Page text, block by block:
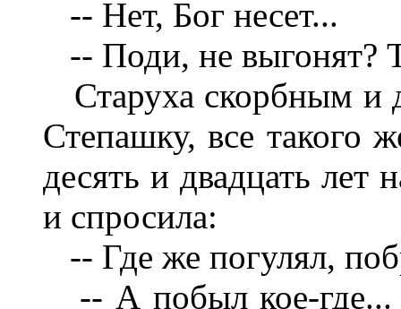
-- Нет, Бог несет...
-- Поди, не выгонят?
Старуха скорбным и
Степашку, все такого
десять и двадцать
и спросила:
-- Где же погулял,
-- А побыл кое-где...